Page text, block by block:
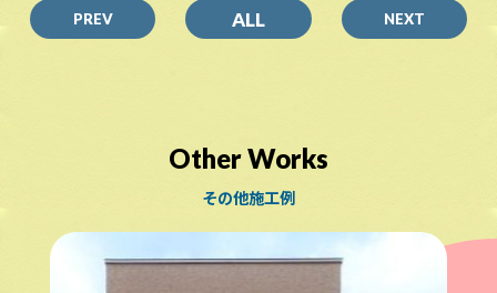
PREV ALL NEXT
Other Works
その他施工例